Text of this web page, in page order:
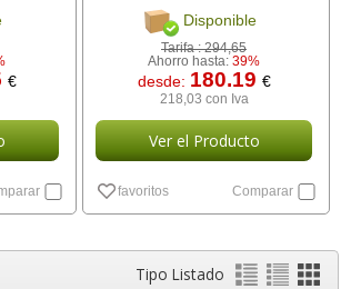
€
Disponible
Tarifa :294,65
Ahorro hasta: 39%
desde: 180.19 €
218,03 con Iva
Ver el Producto
favoritos Comparar
Tipo Listado
contadora de
- Clickeador
con Iva
Viscoelastica Memory
Foam Fellowes
13,71 con Iva
HP 304 - 302
Cartucho HP 304XL -